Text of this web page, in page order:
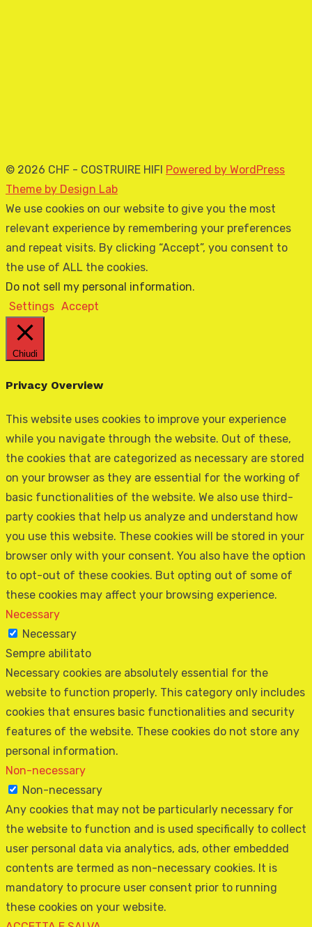
© 2026 CHF - COSTRUIRE HIFI Powered by WordPress
Theme by Design Lab
We use cookies on our website to give you the most
relevant experience by remembering your preferences
and repeat visits. By clicking “Accept”, you consent to
the use of ALL the cookies.
Do not sell my personal information.
Settings Accept
Chiudi
Privacy Overview
This website uses cookies to improve your experience
while you navigate through the website. Out of these,
the cookies that are categorized as necessary are stored
on your browser as they are essential for the working of
basic functionalities of the website. We also use third-
party cookies that help us analyze and understand how
you use this website. These cookies will be stored in your
browser only with your consent. You also have the option
to opt-out of these cookies. But opting out of some of
these cookies may affect your browsing experience.
Necessary
Necessary
Sempre abilitato
Necessary cookies are absolutely essential for the
website to function properly. This category only includes
cookies that ensures basic functionalities and security
features of the website. These cookies do not store any
personal information.
Non-necessary
Non-necessary
Any cookies that may not be particularly necessary for
the website to function and is used specifically to collect
user personal data via analytics, ads, other embedded
contents are termed as non-necessary cookies. It is
mandatory to procure user consent prior to running
these cookies on your website.